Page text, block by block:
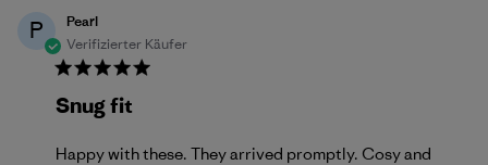
P
Pearl
Verifizierter Käufer
Snug fit
Happy with these. They arrived promptly. Cosy and